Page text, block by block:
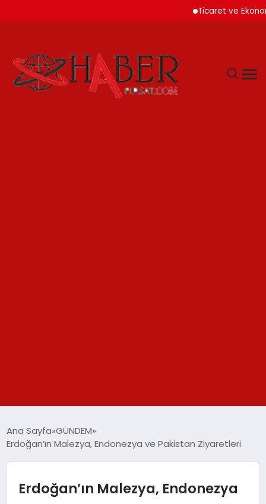
Ticaret ve Ekonomik
SPOR
YAŞAM
Ana Sayfa GÜNDEM
Erdoğan’ın Malezya, Endonezya ve Pakistan Ziyaretleri
Erdoğan’ın Malezya, Endonezya